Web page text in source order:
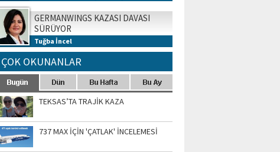
GERMANWINGS KAZASI DAVASI
SÜRÜYOR
Tuğba İncel
ÇOK OKUNANLAR
TEKSAS’TA TRAJİK KAZA
737 MAX İÇİN 'ÇATLAK' İNCELEMESİ